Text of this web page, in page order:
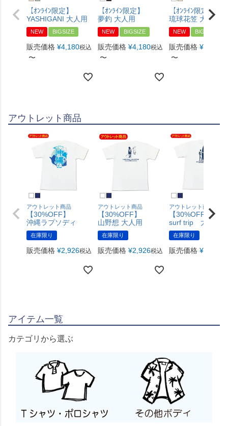
【ｵﾝﾗｲﾝ限定】
YASHIGANI 大人用
NEW BIGSIZE
販売価格 ¥4,180税込
〜
【ｵﾝﾗｲﾝ限定】
夢釣 大人用
NEW BIGSIZE
販売価格 ¥4,180税込
〜
【ｵﾝﾗｲﾝ限定】
琉球花笠 大人用
NEW BIGSIZE
販売価格 ¥
〜
アウトレット商品
アウトレット商品
【30%OFF】
沖縄ラプソディ
在庫限り
販売価格 ¥2,926税込
アウトレット商品
【30%OFF】
山野想 大人用
在庫限り
販売価格 ¥2,926税込
アウトレット商品
【30%OFF】
surf trip 大人用
在庫限り
販売価格 ¥
アイテム一覧
カテゴリから選ぶ